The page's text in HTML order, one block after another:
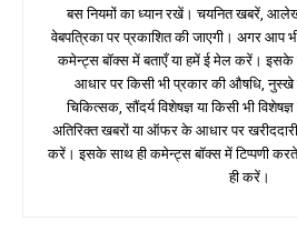
बस नियमों का ध्यान रखें। चयनित खबरें,
वेबपत्रिका पर प्रकाशित की जाएगी। अगर आप
कमेन्ट्स बॉक्स में बताएँ या हमें ई मेल करें।
आधार पर किसी भी प्रकार की औषधि, नुस्खे
चिकित्सक, सौंदर्य विशेषज्ञ या किसी भी
अतिरिक्त खबरों या ऑफर के आधार पर
करें। इसके साथ ही कमेन्ट्स बॉक्स में टिप्पणी करते
ही करें।